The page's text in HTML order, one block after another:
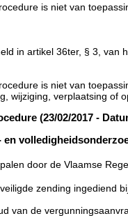
is niet van
in artikel 36ter, § 3,
is niet van
wijziging, verplaatsing of
(23/02/2017 -
door de Vlaamse
zending ingediend
van de